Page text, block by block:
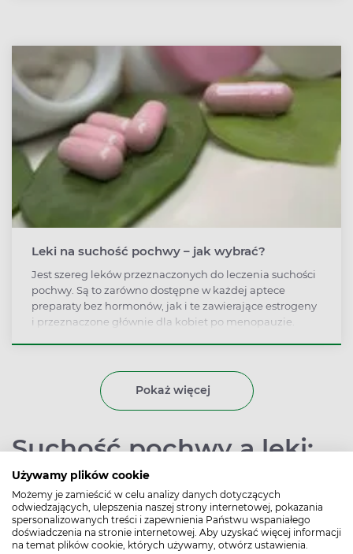
Używamy plików cookie
Możemy je zamieścić w celu analizy danych dotyczących
odwiedzających, ulepszenia naszej strony internetowej, pokazania
spersonalizowanych treści i zapewnienia Państwu wspaniałego
doświadczenia na stronie internetowej. Aby uzyskać więcej informacji
na temat plików cookie, których używamy, otwórz ustawienia.
Leki na suchość pochwy – jak wybrać?
Jest szereg leków przeznaczonych do leczenia suchości
pochwy. Są to zarówno dostępne w każdej aptece
preparaty bez hormonów, jak i te zawierające estrogeny
i przeznaczone głównie dla kobiet po menopauzie.
przejściowo oraz indywidualnych preferencji.
Pokaż więcej
Suchość pochwy a leki:
antyalergiczne,
antybiotyki,
antydepresanty